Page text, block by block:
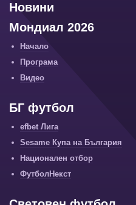
Новини
Мондиал 2026
Начало
Програма
Видео
БГ футбол
efbet Лига
Sesame Купа на България
Национален отбор
ФутболНекст